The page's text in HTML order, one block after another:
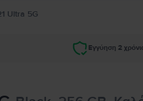
Ultra 5G
Εγγύηση 2